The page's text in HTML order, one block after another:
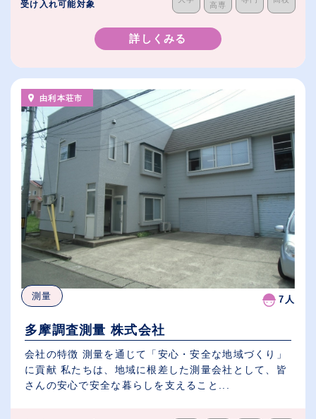
受け入れ可能対象 高専
詳しくみる
由利本荘市
測量 7人
多摩調査測量 株式会社
会社の特徴 測量を通じて「安心・安全な地域づくり」
に貢献 私たちは、地域に根差した測量会社として、皆
さんの安心で安全な暮らしを支えること...